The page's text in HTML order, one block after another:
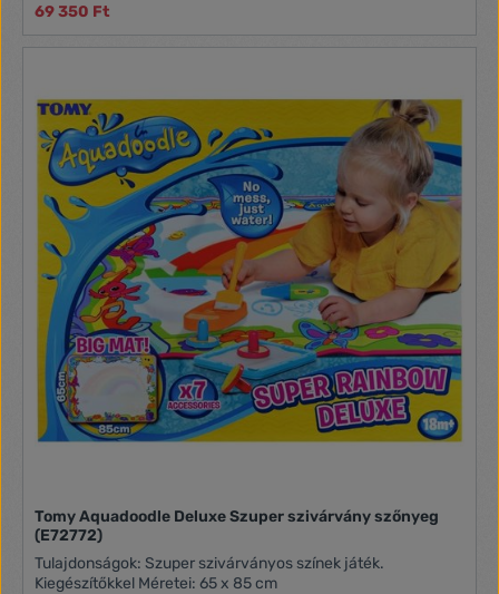
inspirációt és rajztechnikai ismeretet, továbbá
rajzsablonokat, matricákat és színező oldalakat tartalmaz. A
69 350 Ft
Tomy Aquadoodle Deluxe Szuper szivárvány szőnyeg
(E72772)
Tulajdonságok: Szuper szivárványos színek játék.
Kiegészítőkkel Méretei: 65 x 85 cm